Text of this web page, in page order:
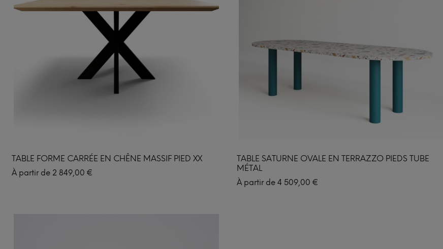
TABLE FORME CARRÉE EN CHÊNE MASSIF PIED XX
À partir de 2 849,00 €
TABLE SATURNE OVALE EN TERRAZZO PIEDS TUBE
MÉTAL
À partir de 4 509,00 €